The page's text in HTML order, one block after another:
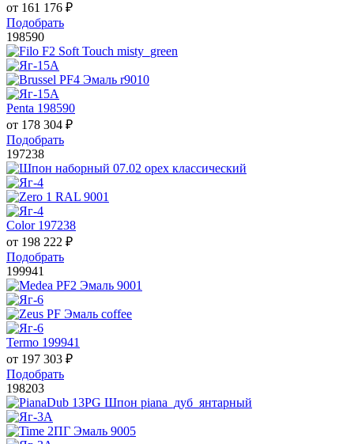
от 161 176 ₽
Подобрать
198590
Penta 198590
от 178 304 ₽
Подобрать
197238
Color 197238
от 198 222 ₽
Подобрать
199941
Termo 199941
от 197 303 ₽
Подобрать
198203